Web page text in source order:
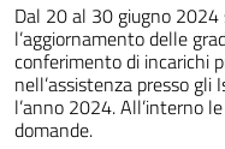
Dal 20 al 30 giugno
l’aggiornamento delle
conferimento di incarichi
nell’assistenza presso
l’anno 2024. All’interno
domande.